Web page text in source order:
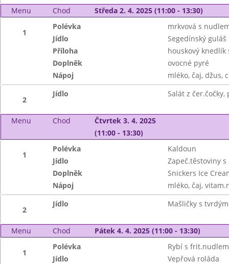
Menu
Chod Středa 2. 4. 2025 (11:00 - 13:30)
1
Polévka
mrkvová s
Jídlo
Segedínský guláš
Příloha
houskový
Doplněk
ovocné pyré
Nápoj
mléko, čaj, džus,
2
Jídlo Salát z čer.čočky,
Menu Chod
Čtvrtek 3. 4. 2025
(11:00 - 13:30)
1
Polévka
Kaldoun
Jídlo
Zapeč.těstoviny
Doplněk
Snickers Ice
Nápoj
mléko, čaj,
2
Jídlo Mašličky s
Menu Chod Pátek 4. 4. 2025 (11:00 - 13:30)
1
Polévka
Rybí s
Jídlo
Vepřová roláda